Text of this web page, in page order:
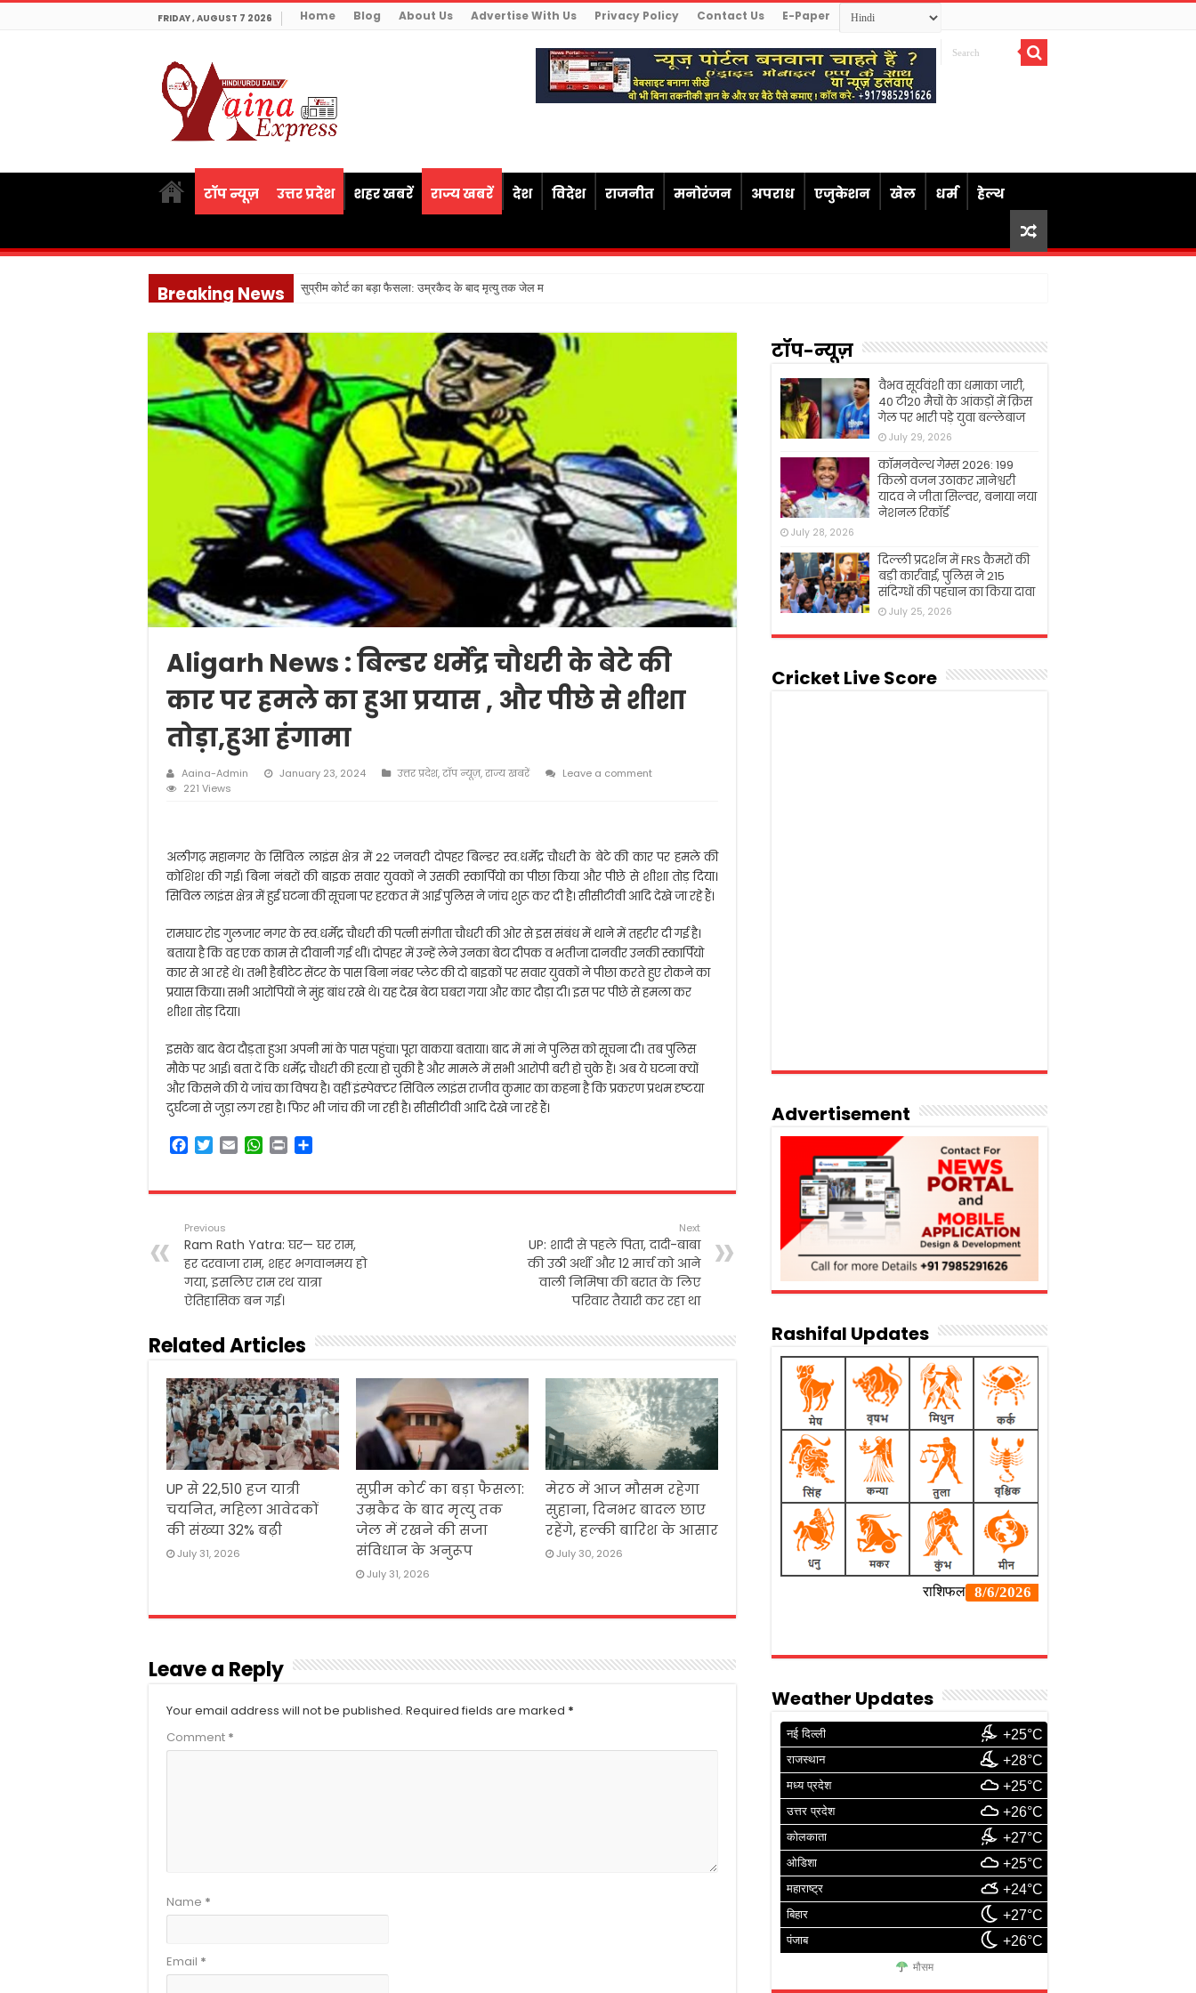
FRIDAY , AUGUST 7 2026 Home Blog About Us Advertise With Us Privacy Policy Contact Us E-Paper
टॉप न्यूज़ उत्तर प्रदेश शहर खबरें राज्य खबरें देश विदेश राजनीत मनोरंजन अपराध एजुकेशन खेल धर्म हेल्थ
Breaking News सुप्रीम कोर्ट का बड़ा फैसला: उम्रकैद के बाद मृत्यु तक जेल में रखने की सजा संव
Aligarh News : बिल्डर धर्मेंद्र चौधरी के बेटे की
कार पर हमले का हुआ प्रयास , और पीछे से शीशा
तोड़ा,हुआ हंगामा
Aaina-Admin January 23, 2024 उत्तर प्रदेश,टॉप न्यूज़,राज्य खबरें
Leave a comment
221 Views
अलीगढ़ महानगर के सिविल लाइंस क्षेत्र में 22 जनवरी दोपहर बिल्डर स्व.धर्मेंद्र चौधरी के बेटे की कार पर हमले की
कोशिश की गई। बिना नंबरों की बाइक सवार युवकों ने उसकी स्कार्पियो का पीछा किया और पीछे से शीशा तोड़ दिया।
सिविल लाइंस क्षेत्र में हुई घटना की सूचना पर हरकत में आई पुलिस ने जांच शुरू कर दी है। सीसीटीवी आदि देखे जा रहे हैं।
रामघाट रोड गुलजार नगर के स्व.धर्मेंद्र चौधरी की पत्नी संगीता चौधरी की ओर से इस संबंध में थाने में तहरीर दी गई है।
बताया है कि वह एक काम से दीवानी गई थीं। दोपहर में उन्हें लेने उनका बेटा दीपक व भतीजा दानवीर उनकी स्कार्पियो
कार से आ रहे थे। तभी हैबीटेट सेंटर के पास बिना नंबर प्लेट की दो बाइकों पर सवार युवकों ने पीछा करते हुए रोकने का
प्रयास किया। सभी आरोपियों ने मुंह बांध रखे थे। यह देख बेटा घबरा गया और कार दौड़ा दी। इस पर पीछे से हमला कर
शीशा तोड़ दिया।
इसके बाद बेटा दौड़ता हुआ अपनी मां के पास पहुंचा। पूरा वाकया बताया। बाद में मां ने पुलिस को सूचना दी। तब पुलिस
मौके पर आई। बता दें कि धर्मेंद्र चौधरी की हत्या हो चुकी है और मामले में सभी आरोपी बरी हो चुके हैं। अब ये घटना क्यों
और किसने की ये जांच का विषय है। वहीं इंस्पेक्टर सिविल लाइंस राजीव कुमार का कहना है कि प्रकरण प्रथम दृष्टया
दुर्घटना से जुड़ा लग रहा है। फिर भी जांच की जा रही है। सीसीटीवी आदि देखे जा रहे हैं।
F
e
o
o
k
T
t
e
r
E
i
W
t
p
p
P
n
r
Previous
Ram Rath Yatra: घर— घर राम,
हर दरवाजा राम, शहर भगवानमय हो
गया, इसलिए राम रथ यात्रा
ऐतिहासिक बन गई।
Next
UP: शादी से पहले पिता, दादी-बाबा
की उठी अर्थी और 12 मार्च को आने
वाली निमिषा की बरात के लिए
परिवार तैयारी कर रहा था
Related Articles
UP से 22,510 हज यात्री
चयनित, महिला आवेदकों
की संख्या 32% बढ़ी
July 31, 2026
सुप्रीम कोर्ट का बड़ा फैसला:
उम्रकैद के बाद मृत्यु तक
जेल में रखने की सजा
संविधान के अनुरूप
July 31, 2026
मेरठ में आज मौसम रहेगा
सुहाना, दिनभर बादल छाए
रहेंगे, हल्की बारिश के आसार
July 30, 2026
Leave a Reply
Your email address will not be published. Required fields are marked *
Comment *
Name *
Email *
टॉप-न्यूज़
वैभव सूर्यवंशी का धमाका जारी,
40 टी20 मैचों के आंकड़ों में क्रिस
गेल पर भारी पड़े युवा बल्लेबाज
July 29, 2026
कॉमनवेल्थ गेम्स 2026: 199
किलो वजन उठाकर ज्ञानेश्वरी
यादव ने जीता सिल्वर, बनाया नया
नेशनल रिकॉर्ड
July 28, 2026
दिल्ली प्रदर्शन में FRS कैमरों की
बड़ी कार्रवाई, पुलिस ने 215
संदिग्धों की पहचान का किया दावा
July 25, 2026
Cricket Live Score
Advertisement
Rashifal Updates
Weather Updates
नई दिल्ली +25°C
राजस्थान +28°C
मध्य प्रदेश +25°C
उत्तर प्रदेश +26°C
कोलकाता +27°C
ओडिशा +25°C
महाराष्ट्र +24°C
बिहार +27°C
पंजाब +26°C
मौसम